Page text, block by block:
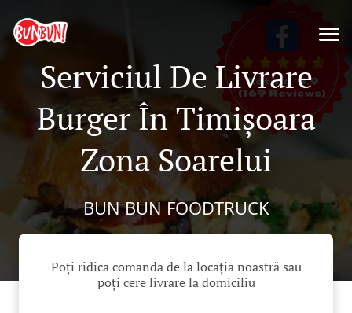
Serviciul De Livrare
Burger În Timișoara
Zona Soarelui
BUN BUN FOODTRUCK
Poți ridica comanda de la locația noastră sau
poți cere livrare la domiciliu